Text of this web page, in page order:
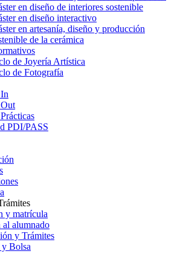
en diseño de interiores sostenible
en diseño interactivo
en artesanía, diseño y producción
de la cerámica
de Joyería Artística
de Fotografía
PDI/PASS
y matrícula
alumnado
y Trámites
y Bolsa